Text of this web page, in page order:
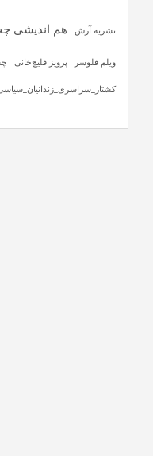
نشریه آرش هم اندیشی
ویلم فلوسر پرویز قلیچ‌خانی